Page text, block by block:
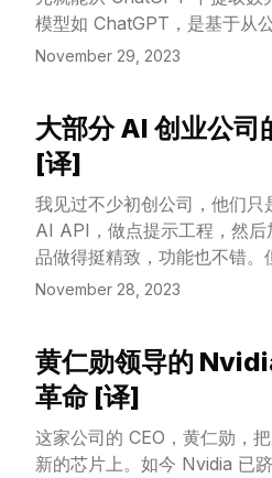
模型如 ChatGPT，是基于从
行训练的。我们的研究表明，
千兆字节的 ChatGPT 训练数
November 29, 2023
大部分 AI 创业公司
[译]
我见过不少初创公司，他们
AI API，做点提示工程，然
品做得挺精致，功能也不错。
要么就是普通公司（并非
群，是位杰出的程序员奇才！
末……但最终还是会有人做出类
November 28, 2023
View Article
黄仁勋领导的
革命 [译]
这家公司的 CEO，黄仁勋，
新的芯片上。如今 Nvidia 已
View Article